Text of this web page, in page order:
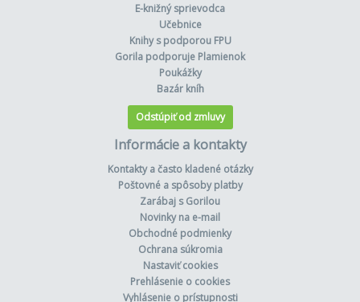
E-knižný sprievodca
Učebnice
Knihy s podporou FPU
Gorila podporuje Plamienok
Poukážky
Bazár kníh
Odstúpiť od zmluvy
Informácie a kontakty
Kontakty a často kladené otázky
Poštovné a spôsoby platby
Zarábaj s Gorilou
Novinky na e-mail
Obchodné podmienky
Ochrana súkromia
Nastaviť cookies
Prehlásenie o cookies
Vyhlásenie o prístupnosti